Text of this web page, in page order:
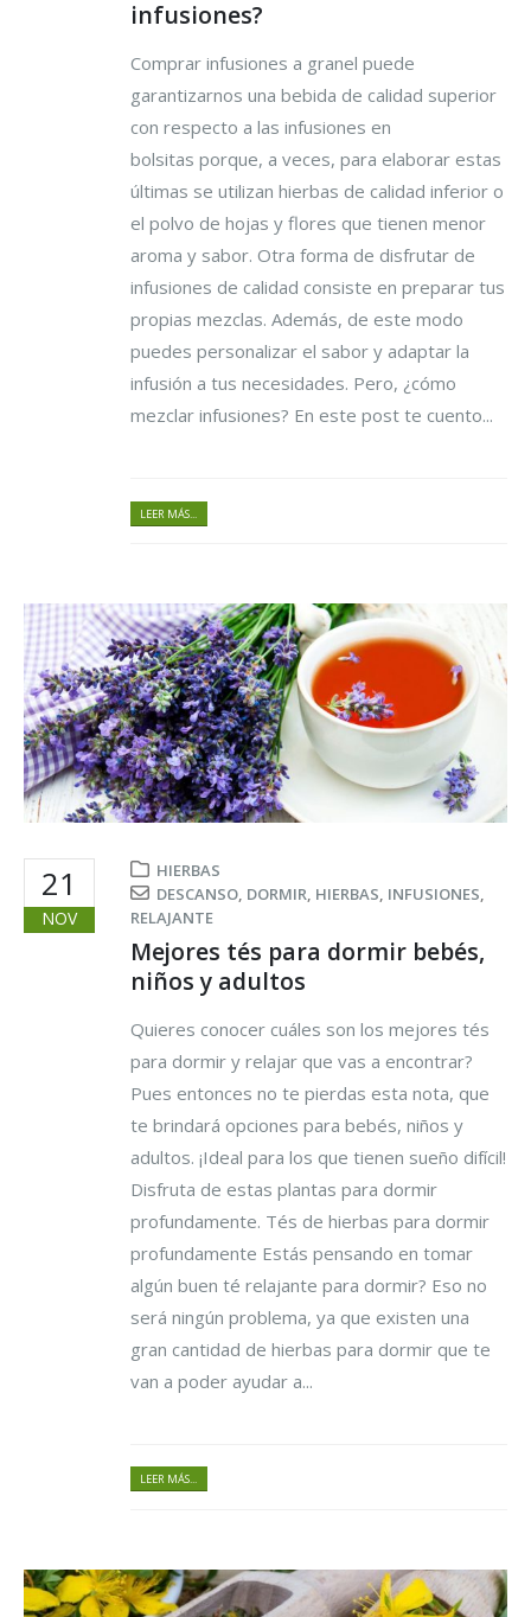
infusiones?
Comprar infusiones a granel puede
garantizarnos una bebida de calidad superior
con respecto a las infusiones en
bolsitas porque, a veces, para elaborar estas
últimas se utilizan hierbas de calidad inferior o
el polvo de hojas y flores que tienen menor
aroma y sabor. Otra forma de disfrutar de
infusiones de calidad consiste en preparar tus
propias mezclas. Además, de este modo
puedes personalizar el sabor y adaptar la
infusión a tus necesidades. Pero, ¿cómo
mezclar infusiones? En este post te cuento...
LEER MÁS...
21
NOV
HIERBAS
DESCANSO, DORMIR, HIERBAS, INFUSIONES,
RELAJANTE
Mejores tés para dormir bebés,
niños y adultos
Quieres conocer cuáles son los mejores tés
para dormir y relajar que vas a encontrar?
Pues entonces no te pierdas esta nota, que
te brindará opciones para bebés, niños y
adultos. ¡Ideal para los que tienen sueño difícil!
Disfruta de estas plantas para dormir
profundamente. Tés de hierbas para dormir
profundamente Estás pensando en tomar
algún buen té relajante para dormir? Eso no
será ningún problema, ya que existen una
gran cantidad de hierbas para dormir que te
van a poder ayudar a...
LEER MÁS...